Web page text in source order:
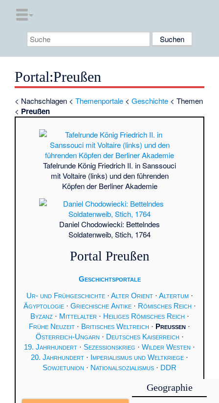
Portal:Preußen
< Nachschlagen <Themenportale <Geschichte < Themen
< Preußen
Tafelrunde König Friedrich II. in Sanssouci
mit Voltaire (links) und den führenden
Köpfen der Berliner Akademie
Daniel Chodowiecki: Bettelndes
Soldatenweib, Stich, 1764
Portal Preußen
Geschichtsportale
Ur- und Frühgeschichte· Alter Orient· Altertum·
Ägyptologie· Griechische Antike· Römisches Reich ·
Byzanz· Mittelalter· Heiliges Römisches Reich ·
Frühe Neuzeit · Britisches Weltreich · Preussen ·
Österreich-Ungarn · Deutsches Kaiserreich ·
19. Jahrhundert · Sezessionskrieg · Wilder Westen ·
20. Jahrhundert · Imperialismus und Weltkriege ·
Sowjetunion · Nationalsozialismus · DDR
Geographie